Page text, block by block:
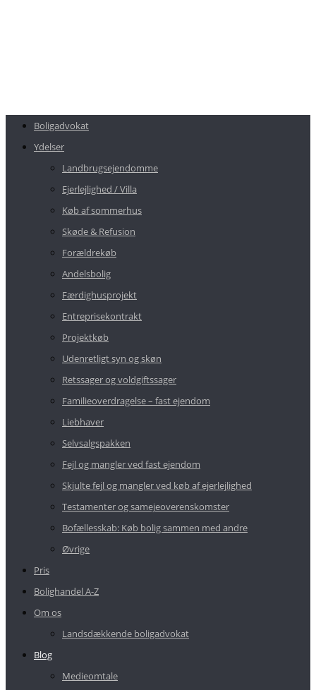
Boligadvokat
Ydelser
Landbrugsejendomme
Ejerlejlighed / Villa
Køb af sommerhus
Skøde & Refusion
Forældrekøb
Andelsbolig
Færdighusprojekt
Entreprisekontrakt
Projektkøb
Udenretligt syn og skøn
Retssager og voldgiftssager
Familieoverdragelse – fast ejendom
Liebhaver
Selvsalgspakken
Fejl og mangler ved fast ejendom
Skjulte fejl og mangler ved køb af ejerlejlighed
Testamenter og samejeoverenskomster
Bofællesskab: Køb bolig sammen med andre
Øvrige
Pris
Bolighandel A-Z
Om os
Landsdækkende boligadvokat
Blog
Medieomtale